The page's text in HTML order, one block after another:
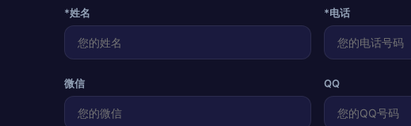
*姓名 *电话
微信 QQ